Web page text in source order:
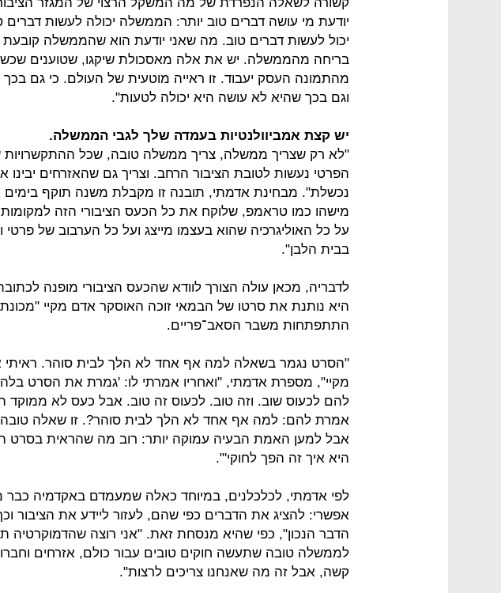
יודעת מי עושה דברים טוב יותר: הממשלה יכולה לעשות דברים
יכול לעשות דברים טוב. מה שאני יודעת הוא שהממשלה קובעת
בריחה מהממשלה. יש את אלה מאסכולת שיקגו, שטוענים
מהתמונה העסק יעבוד. זו ראייה מוטעית של העולם. כי גם
וגם בכך שהיא לא עושה היא יכולה לטעות".
יש קצת אמביוולנטיות בעמדה שלך לגבי הממשלה.
"לא רק שצריך ממשלה, צריך ממשלה טובה, שכל
הפרטי נעשות לטובת הציבור הרחב. וצריך גם שהאזרחים
נכשלת". מבחינת אדמתי, תובנה זו מקבלת משנה תוקף בימים
מישהו כמו טראמפ, שלוקח את כל הכעס הציבורי הזה
על כל האוליגרכיה שהוא בעצמו מייצג ועל כל הערבוב של פרטי
בבית הלבן".
לדבריה, מכאן עולה הצורך לוודא שהכעס הציבורי מופנה
היא נותנת את סרטו של הבמאי זוכה האוסקר אדם מקיי
התתפתחות משבר הסאב־פריים.
"הסרט נגמר בשאלה למה אף אחד לא הלך לבית סוהר.
מקיי", מספרת אדמתי, "ואחריו אמרתי לו: 'גמרת את הסרט
להם לכעוס שוב. וזה טוב. לכעוס זה טוב. אבל כעס לא ממוקד
אמרת להם: למה אף אחד לא הלך לבית סוהר?. זו שאלה טובה,
אבל למען האמת הבעיה עמוקה יותר: רוב מה שהראית בסרט
היא איך זה הפך לחוקי'".
לפי אדמתי, לכלכלנים, במיוחד כאלה שמעמדם באקדמיה כבר
אפשרי: להציג את הדברים כפי שהם, לעזור ליידע את הציבור
הדבר הנכון", כפי שהיא מנסחת זאת. "אני רוצה שהדמוקרטיה
לממשלה טובה שתעשה חוקים טובים עבור כולם, אזרחים
קשה, אבל זה מה שאנחנו צריכים לרצות".